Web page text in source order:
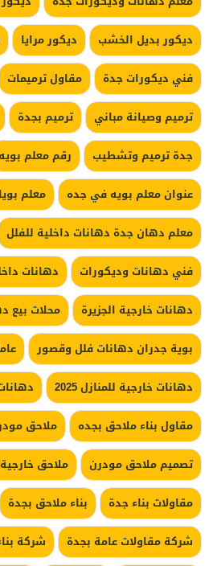
ديكور بديل الخشب
ديكور مرايا
فني ديكورات جدة
مقاول ترميمات
ترميم وصيانة مباني
ترميم بجدة
جدة ترميم وتشطيب
رقم معلم بويه
عنوان معلم بويه في جده
معلم
معلم دهان جدة دهانات داخلية للفلل
فني دهانات وديكورات
دهانات
دهانات خارجية الجزيرة
محلات بيع
بوية جدران دهانات فلل وقصور
دهانات خارجية للمنازل 2025
مقاول بناء ملاحق بجده
ملاحق
تصميم ملاحق مودرن
ملاحق
مقاولات بناء جدة
بناء ملاحق بجدة
شركة مقاولات عامة بجدة
شركة